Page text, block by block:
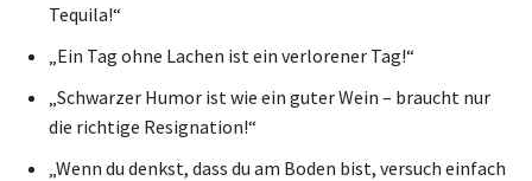
Tequila!“
„Ein Tag ohne Lachen ist ein verlorener Tag!“
„Schwarzer Humor ist wie ein guter Wein – braucht nur
die richtige Resignation!“
„Wenn du denkst, dass du am Boden bist, versuch einfach